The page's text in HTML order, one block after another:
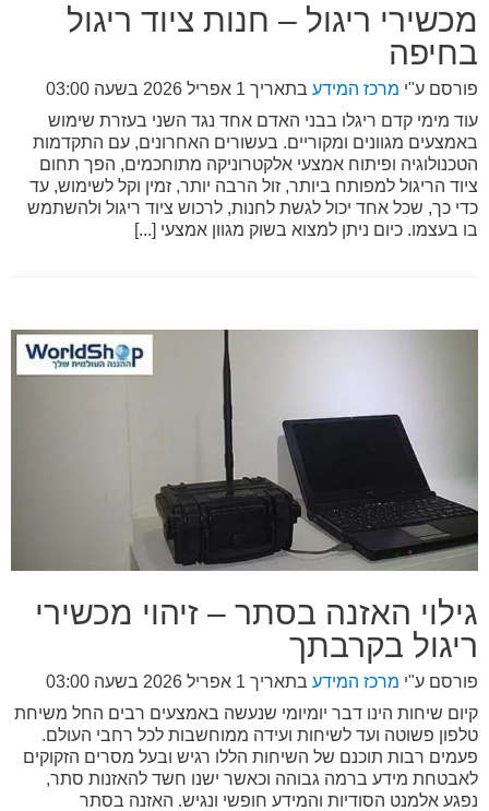
מכשירי ריגול – חנות ציוד ריגול
בחיפה
פורסם ע"י מרכז המידע בתאריך 1 אפריל 2026 בשעה 03:00
עוד מימי קדם ריגלו בבני האדם אחד נגד השני בעזרת שימוש
באמצעים מגוונים ומקוריים. בעשורים האחרונים, עם התקדמות
הטכנולוגיה ופיתוח אמצעי אלקטרוניקה מתוחכמים, הפך תחום
ציוד הריגול למפותח ביותר, זול הרבה יותר, זמין וקל לשימוש, עד
כדי כך, שכל אחד יכול לגשת לחנות, לרכוש ציוד ריגול ולהשתמש
בו בעצמו. כיום ניתן למצוא בשוק מגוון אמצעי [...]
גילוי האזנה בסתר – זיהוי מכשירי
ריגול בקרבתך
פורסם ע"י מרכז המידע בתאריך 1 אפריל 2026 בשעה 03:00
קיום שיחות הינו דבר יומיומי שנעשה באמצעים רבים החל משיחת
טלפון פשוטה ועד לשיחות ועידה ממוחשבות לכל רחבי העולם.
פעמים רבות תוכנם של השיחות הללו רגיש ובעל מסרים הזקוקים
לאבטחת מידע ברמה גבוהה וכאשר ישנו חשד להאזנות סתר,
נפגע אלמנט הסודיות והמידע חופשי ונגיש. האזנה בסתר